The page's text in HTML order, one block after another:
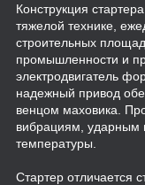
Конструкция
тяжелой технике,
строительных
промышленности и
электродвигатель
надежный привод
венцом маховика.
вибрациям, ударным
температуры.
Стартер отличается